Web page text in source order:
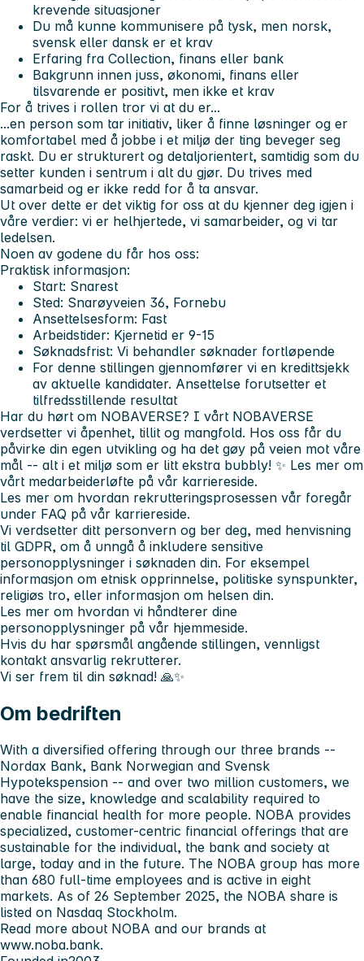
krevende situasjoner
Du må kunne kommunisere på tysk, men norsk,
svensk eller dansk er et krav
Erfaring fra Collection, finans eller bank
Bakgrunn innen juss, økonomi, finans eller
tilsvarende er positivt, men ikke et krav
For å trives i rollen tror vi at du er...
...en person som tar initiativ, liker å finne løsninger og er
komfortabel med å jobbe i et miljø der ting beveger seg
raskt. Du er strukturert og detaljorientert, samtidig som du
setter kunden i sentrum i alt du gjør. Du trives med
samarbeid og er ikke redd for å ta ansvar.
Ut over dette er det viktig for oss at du kjenner deg igjen i
våre verdier: vi er helhjertede, vi samarbeider, og vi tar
ledelsen.
Noen av godene du får hos oss:
Praktisk informasjon:
Start: Snarest
Sted: Snarøyveien 36, Fornebu
Ansettelsesform: Fast
Arbeidstider: Kjernetid er 9-15
Søknadsfrist: Vi behandler søknader fortløpende
For denne stillingen gjennomfører vi en kredittsjekk
av aktuelle kandidater. Ansettelse forutsetter et
tilfredsstillende resultat
Har du hørt om NOBAVERSE? I vårt NOBAVERSE
verdsetter vi åpenhet, tillit og mangfold. Hos oss får du
påvirke din egen utvikling og ha det gøy på veien mot våre
mål -- alt i et miljø som er litt ekstra bubbly! ✨ Les mer om
vårt medarbeiderløfte på vår karriereside.
Les mer om hvordan rekrutteringsprosessen vår foregår
under FAQ på vår karriereside.
Vi verdsetter ditt personvern og ber deg, med henvisning
til GDPR, om å unngå å inkludere sensitive
personopplysninger i søknaden din. For eksempel
informasjon om etnisk opprinnelse, politiske synspunkter,
religiøs tro, eller informasjon om helsen din.
Les mer om hvordan vi håndterer dine
personopplysninger på vår hjemmeside.
Hvis du har spørsmål angående stillingen, vennligst
kontakt ansvarlig rekrutterer.
Vi ser frem til din søknad! 🙏✨
Om bedriften
With a diversified offering through our three brands --
Nordax Bank, Bank Norwegian and Svensk
Hypotekspension -- and over two million customers, we
have the size, knowledge and scalability required to
enable financial health for more people. NOBA provides
specialized, customer-centric financial offerings that are
sustainable for the individual, the bank and society at
large, today and in the future. The NOBA group has more
than 680 full-time employees and is active in eight
markets. As of 26 September 2025, the NOBA share is
listed on Nasdaq Stockholm.
Read more about NOBA and our brands at
www.noba.bank.